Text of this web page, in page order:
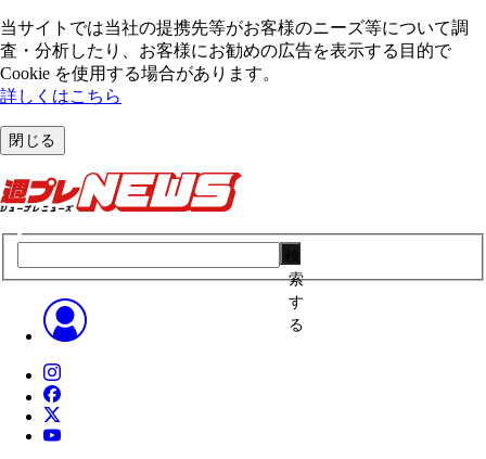
当サイトでは当社の提携先等がお客様のニーズ等について調
査・分析したり、お客様にお勧めの広告を表⽰する⽬的で
Cookie を使⽤する場合があります。
詳しくはこちら
閉じる
索
す
る